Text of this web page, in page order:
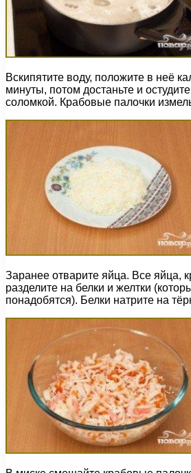
Вскипятите воду, положите в неё
минуты, потом достаньте и
соломкой. Крабовые палочки
Заранее отварите яйца. Все яйца,
разделите на белки и желтки
понадобятся). Белки натрите на